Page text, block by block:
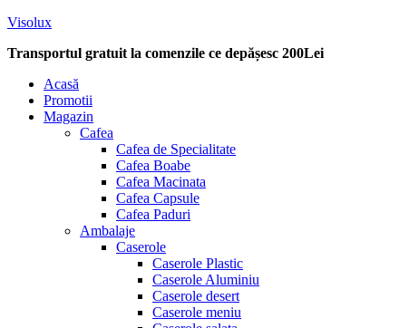
Visolux
Transportul gratuit la comenzile ce depășesc 200Lei
Menu
Acasă
Promotii
Magazin
Cafea
Cafea de Specialitate
Cafea Boabe
Cafea Macinata
Cafea Capsule
Cafea Paduri
Ambalaje
Caserole
Caserole Plastic
Caserole Aluminiu
Caserole desert
Caserole meniu